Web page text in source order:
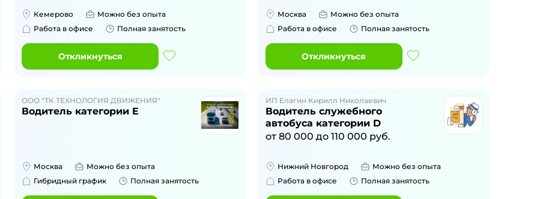
Кемерово
Можно без опыта
Работа в офисе
Полная занятость
Откликнуться
Москва
Можно без опыта
Работа в офисе
Полная занятость
Откликнуться
ООО "ТК ТЕХНОЛОГИЯ ДВИЖЕНИЯ"
Водитель категории Е
Москва
Можно без опыта
Гибридный график
Полная занятость
ИП Елагин Кирилл Николаевич
Водитель cлужебного
автобуса категории D
от 80 000 до 110 000 руб.
Нижний Новгород
Можно без опыта
Работа в офисе
Полная занятость